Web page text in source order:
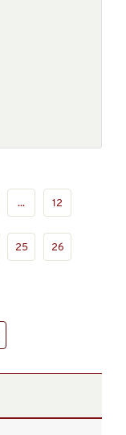
... 12
25 26